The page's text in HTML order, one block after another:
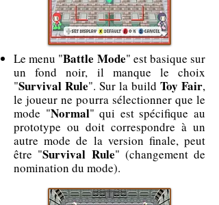
Le menu "Battle Mode" est basique sur
un fond noir, il manque le choix
"Survival Rule". Sur la build Toy Fair,
le joueur ne pourra sélectionner que le
mode "Normal" qui est spécifique au
prototype ou doit correspondre à un
autre mode de la version finale, peut
être "Survival Rule" (changement de
nomination du mode).